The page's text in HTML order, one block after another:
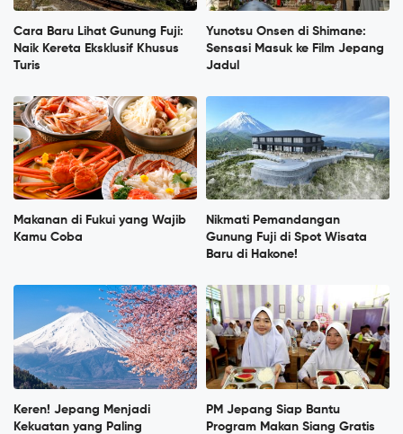
Cara Baru Lihat Gunung Fuji:
Naik Kereta Eksklusif Khusus
Turis
Yunotsu Onsen di Shimane:
Sensasi Masuk ke Film Jepang
Jadul
Makanan di Fukui yang Wajib
Kamu Coba
Nikmati Pemandangan
Gunung Fuji di Spot Wisata
Baru di Hakone!
Keren! Jepang Menjadi
Kekuatan yang Paling
PM Jepang Siap Bantu
Program Makan Siang Gratis